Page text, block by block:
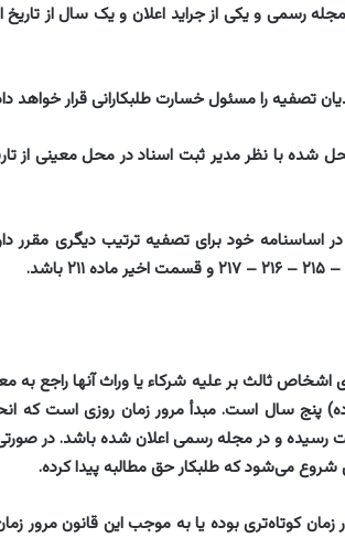
رسمی و یکی از جراید اعلان و یک سال از تاریخ
منحل شده با نظر مدیر ثبت اسناد در محل معینی
در اساسنامه خود برای تصفیه ترتیب دیگری مقرر
دعاوی اشخاص ثالث بر علیه شرکاء یا وراث آنها راجع
پنج سال است.‌ مبدأ مرور زمان روزی است که
رسیده و در مجله رسمی اعلان شده باشد. ‌در
شروع می‌شود که طلبکار حق مطالبه پیدا کرده.
کوتاه‌تری بوده یا به موجب این قانون مرور